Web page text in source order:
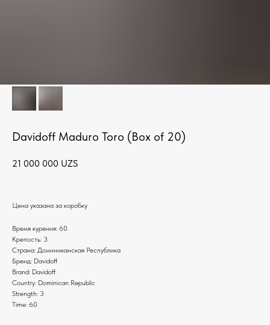
Davidoff Maduro Toro (Box of 20)
21 000 000 UZS
Цена указана за коробку
Время курения: 60
Крепость: 3
Страна: Доминиканская Республика
Бренд: Davidoff
Brand: Davidoff
Country: Dominican Republic
Strength: 3
Time: 60